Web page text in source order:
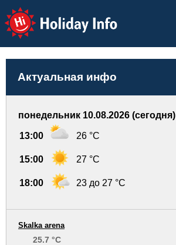
Holiday Info
Актуальная инфо
понедельник 10.08.2026 (сегодня)
13:00 26 °C
15:00 27 °C
18:00 23 до 27 °C
Skalka arena
25.7 °C